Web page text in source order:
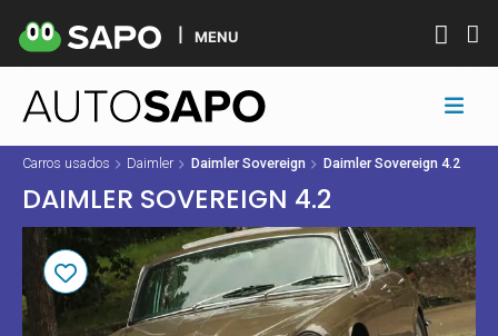
MENU
Carros usados Daimler Daimler Sovereign Daimler Sovereign 4.2
DAIMLER SOVEREIGN 4.2